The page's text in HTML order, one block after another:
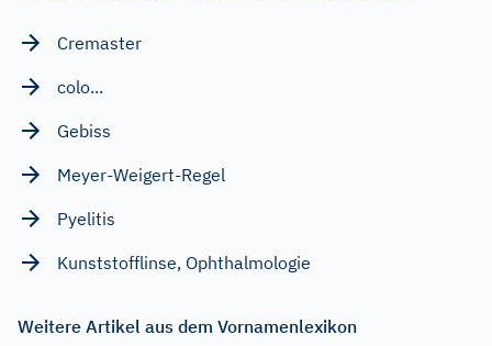
Cremaster
colo...
Gebiss
Meyer-Weigert-Regel
Pyelitis
Kunststofflinse, Ophthalmologie
Weitere Artikel aus dem Vornamenlexikon